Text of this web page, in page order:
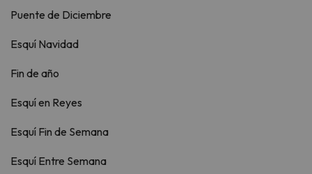
Puente de Diciembre
Esquí Navidad
Fin de año
Esquí en Reyes
Esquí Fin de Semana
Esquí Entre Semana